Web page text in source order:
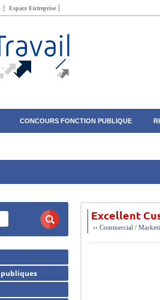
Espace Entreprise
CONCOURS FONCTION PUBLIQUE
Excellent
›› Commercial /
publiques